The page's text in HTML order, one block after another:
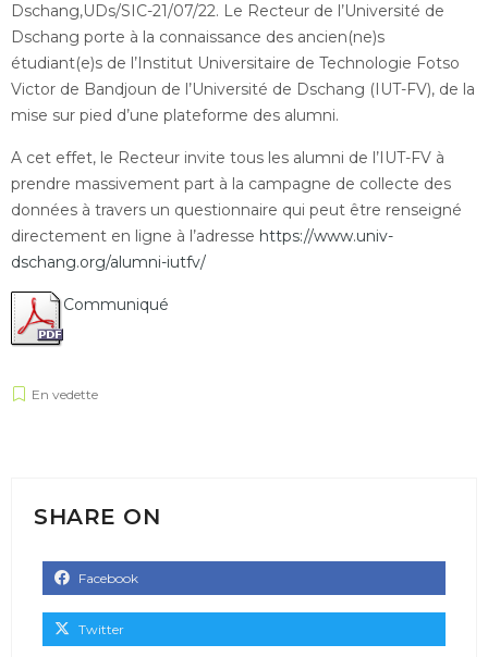
Dschang,UDs/SIC-21/07/22. Le Recteur de l’Université de
Dschang porte à la connaissance des ancien(ne)s
étudiant(e)s de l’Institut Universitaire de Technologie Fotso
Victor de Bandjoun de l’Université de Dschang (IUT-FV), de la
mise sur pied d’une plateforme des alumni.
A cet effet, le Recteur invite tous les alumni de l’IUT-FV à
prendre massivement part à la campagne de collecte des
données à travers un questionnaire qui peut être renseigné
directement en ligne à l’adresse https://www.univ-
dschang.org/alumni-iutfv/
Communiqué
En vedette
SHARE ON
Facebook
Twitter